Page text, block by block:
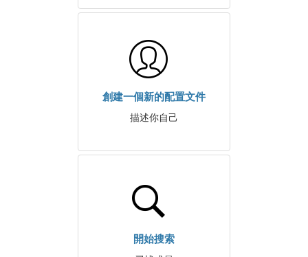
創建一個新的配置文件
描述你自己
開始搜索